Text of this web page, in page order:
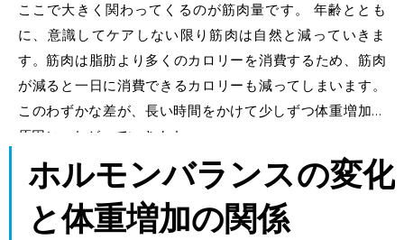
ここで大きく関わってくるのが筋肉量です。 年齢ととも
に、意識してケアしない限り筋肉は自然と減っていきま
す。筋肉は脂肪より多くのカロリーを消費するため、筋肉
が減ると一日に消費できるカロリーも減ってしまいます。
このわずかな差が、長い時間をかけて少しずつ体重増加の
原因 につながっていきます。
ホルモンバランスの変化
と体重増加の関係